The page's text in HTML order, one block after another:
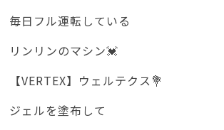
毎日フル運転している
リンリンのマシン💓
【VERTEX】ウェルテクス💐
ジェルを塗布して